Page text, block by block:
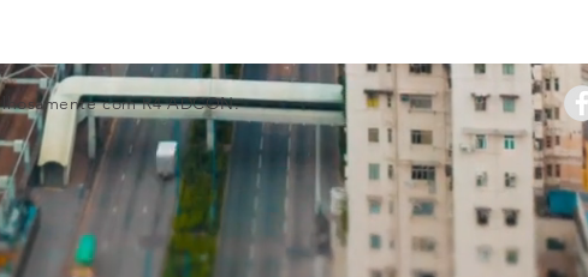
com R4ADCON.